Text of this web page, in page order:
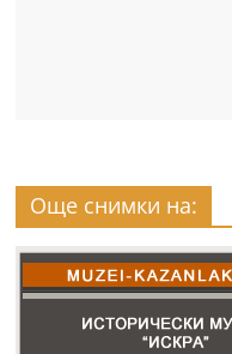
Още снимки на: